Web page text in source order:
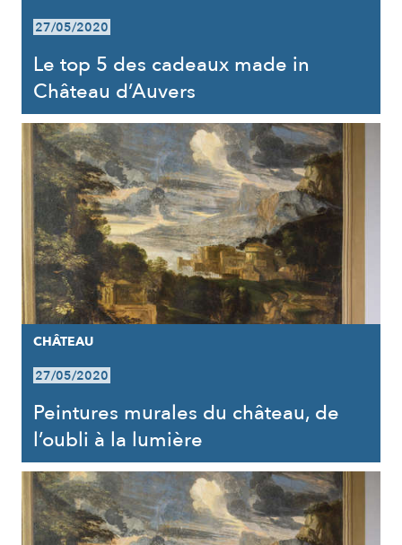
27/05/2020
Le top 5 des cadeaux made in
Château d’Auvers
CHÂTEAU
27/05/2020
Peintures murales du château, de
l’oubli à la lumière